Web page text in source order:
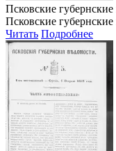
Псковские губернские
Псковские
Читать Подробнее